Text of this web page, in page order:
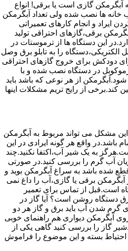
آبگرمکن گازی است یا برقی! انواع
خانه ها نصب شده ولی تعداد آبگرمکن
ایراد و انجام کارهای تعمیراتی
برقی،گازهای احتراقی تولید
این دستگاه ها از ترموستات در
الکتریکی،دستگاه را به تابلو برق وصل
دودکش برای خروج گازهای احتراقی
در دستگاه نصب شده و با
از هر نوعی که باشد باید
کند.برخی از رایج تریم مشکلات اینها
مشکل می تواند مربوط به آبگرمکن
باشد.در واقع هر گونه ایرادی در این
به یک شیر آب،اکتفا نکنید.چند
آب گرم را بررسی کنید.در صورتی
شده باشد به سراغ آبگرمکن بوید و
آبگرمکن برقی یا گازی،آب را داغ نمی
است.قبل از تماس برای تعمیر
دستگاه روشن است؟ آیا گاز در
گرم شدن آب باید برق و گاز هر دو
آبگرمکن دیواری هم راهنمای خوبی
گاز را بررسی کنید گاهی یکی از
احتیاط بسته و این موضوع را فراموش